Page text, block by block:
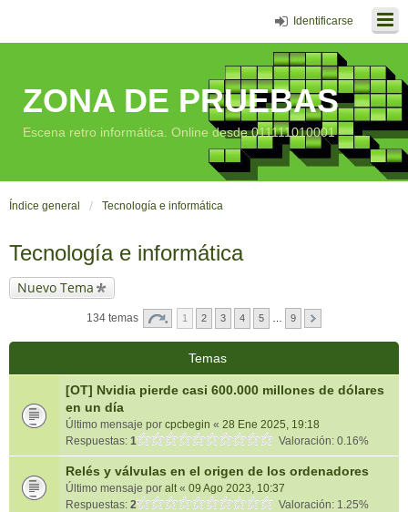
Identificarse
ZONA DE PRUEBAS
Escena retro informática. Online desde 011111010001
Índice general Tecnología e informática
Tecnología e informática
Nuevo Tema
134 temas 1 2 3 4 5 9
Temas
[OT] Nvidia pierde casi 600.000 millones de dólares
en un día
Último mensaje por cpcbegin « 28 Ene 2025, 19:18
Respuestas: 1 Valoración: 0.16%
Relés y válvulas en el origen de los ordenadores
Último mensaje por alt« 09 Ago 2023, 10:37
Respuestas: 2 Valoración: 1.25%